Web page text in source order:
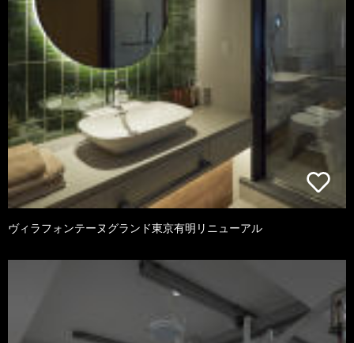
ヴィラフォンテーヌグランド東京有明リニューアル